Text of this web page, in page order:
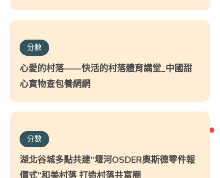
分數
心愛的村落——快活的村落體育講堂_中國甜
心寶物查包養網網
分數
湖北谷城多點共建“堰河OSDER奧斯德零件報
價式”和美村落 打造村落共富圈